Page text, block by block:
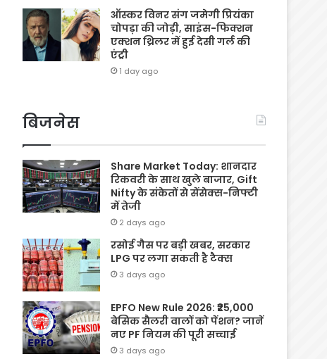
ऑस्कर विनर संग जमेगी प्रियंका
चोपड़ा की जोड़ी, साइंस-फिक्शन
एक्शन थ्रिलर में हुई देसी गर्ल की
एंट्री
1 day ago
बिजनेस
Share Market Today: शानदार
रिकवरी के साथ खुले बाजार, Gift
Nifty के संकेतों से सेंसेक्स-निफ्टी
में तेजी
2 days ago
रसोई गैस पर बड़ी खबर, सरकार
LPG पर लगा सकती है टैक्स
3 days ago
EPFO New Rule 2026: ₹25,000
बेसिक सैलरी वालों को पेंशन? जानें
नए PF नियम की पूरी सच्चाई
3 days ago